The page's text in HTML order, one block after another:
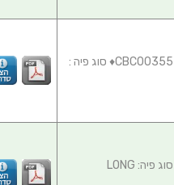
פיה לעמדת אוויר חם - ANGLED TUBE 4.4MM ♦ דגם : CBC003553♦ סוג פיה :
פיה לעמדת אוויר חם - TUBE 7.6MM ♦ דגם: 21-10170♦ סוג פיה: LONG